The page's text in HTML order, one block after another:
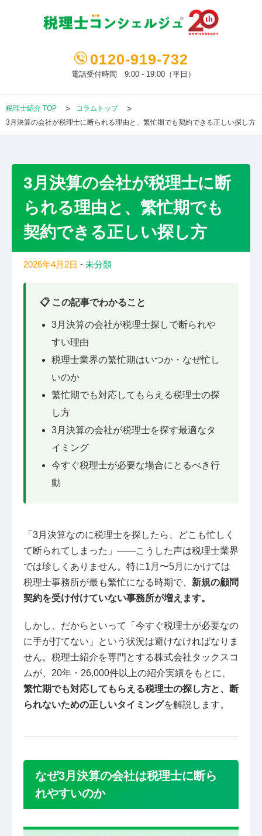
0120-919-732
電話受付時間 9:00 - 19:00（平日）
税理士紹介 TOP
コラムトップ
3月決算の会社が税理士に断られる理由と、繁忙期でも契約できる正しい探し方
3月決算の会社が税理士に断
られる理由と、繁忙期でも
契約できる正しい探し方
2026年4月2日 - 未分類
📋 この記事でわかること
3月決算の会社が税理士探しで断られや
すい理由
税理士業界の繁忙期はいつか・なぜ忙し
いのか
繁忙期でも対応してもらえる税理士の探
し方
3月決算の会社が税理士を探す最適なタ
イミング
今すぐ税理士が必要な場合にとるべき行
動
「3月決算なのに税理士を探したら、どこも忙しく
て断られてしまった」——こうした声は税理士業界
では珍しくありません。特に1月〜5月にかけては
税理士事務所が最も繁忙になる時期で、 新規の顧問
契約を受け付けていない事務所が増えます。
しかし、だからといって「今すぐ税理士が必要なの
に手が打てない」という状況は避けなければなりま
せん。税理士紹介を専門とする株式会社タックスコ
ムが、20年・26,000件以上の紹介実績をもとに、
繁忙期でも対応してもらえる税理士の探し方と、断
られないための正しいタイミングを解説します。
なぜ3月決算の会社は税理士に断ら
れやすいのか